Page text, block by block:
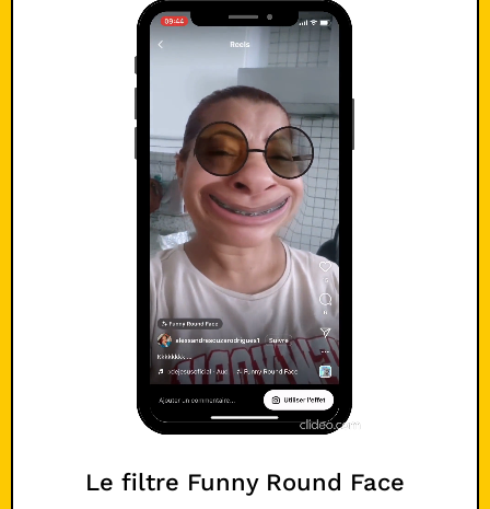
Le filtre Funny Round Face